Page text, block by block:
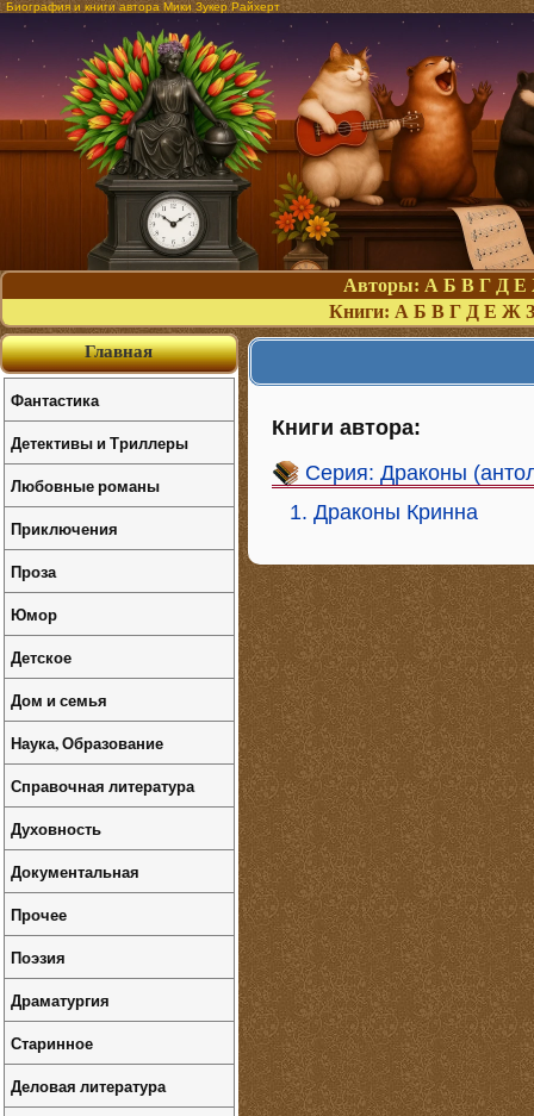
Биография и книги автора Мики Зукер Райхерт
Авторы: А Б В Г Д Е
Книги: А Б В Г Д Е Ж З
Книги автора:
Серия: Драконы
1. Драконы Кринна
Главная
Фантастика
Детективы и Триллеры
Любовные романы
Приключения
Проза
Юмор
Детское
Дом и семья
Наука, Образование
Справочная литература
Духовность
Документальная
Прочее
Поэзия
Драматургия
Старинное
Деловая литература